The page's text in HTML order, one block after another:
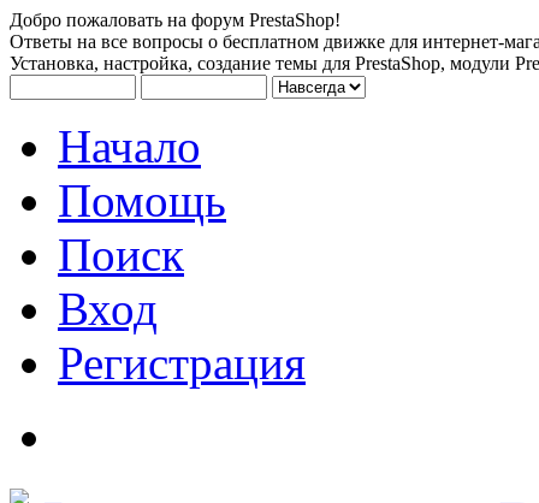
Добро пожаловать на форум PrestaShop!
Ответы на все вопросы о бесплатном движке для интернет-
Установка, настройка, создание темы для PrestaShop, модули
Начало
Помощь
Поиск
Вход
Регистрация